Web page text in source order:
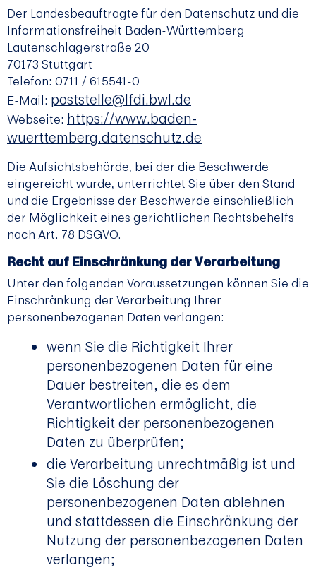
Der Landesbeauftragte für den Datenschutz und die
Informationsfreiheit Baden-Württemberg
Lautenschlagerstraße 20
70173 Stuttgart
Telefon: 0711 / 615541-0
E-Mail: poststelle@lfdi.bwl.de
Webseite: https://www.baden-
wuerttemberg.datenschutz.de
Die Aufsichtsbehörde, bei der die Beschwerde
eingereicht wurde, unterrichtet Sie über den Stand
und die Ergebnisse der Beschwerde einschließlich
der Möglichkeit eines gerichtlichen Rechtsbehelfs
nach Art. 78 DSGVO.
Recht auf Einschränkung der Verarbeitung
Unter den folgenden Voraussetzungen können Sie die
Einschränkung der Verarbeitung Ihrer
personenbezogenen Daten verlangen:
wenn Sie die Richtigkeit Ihrer
personenbezogenen Daten für eine
Dauer bestreiten, die es dem
Verantwortlichen ermöglicht, die
Richtigkeit der personenbezogenen
Daten zu überprüfen;
die Verarbeitung unrechtmäßig ist und
Sie die Löschung der
personenbezogenen Daten ablehnen
und stattdessen die Einschränkung der
Nutzung der personenbezogenen Daten
verlangen;